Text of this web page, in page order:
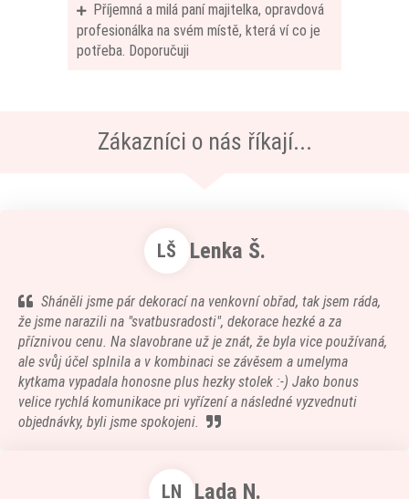
Příjemná a milá paní majitelka, opravdová
profesionálka na svém místě, která ví co je
potřeba. Doporučuji
Zákazníci o nás říkají...
LŠ Lenka Š.
Sháněli jsme pár dekorací na venkovní obřad, tak jsem ráda,
že jsme narazili na "svatbusradosti", dekorace hezké a za
příznivou cenu. Na slavobrane už je znát, že byla vice používaná,
ale svůj účel splnila a v kombinaci se závěsem a umelyma
kytkama vypadala honosne plus hezky stolek :-) Jako bonus
velice rychlá komunikace pri vyřízení a následné vyzvednuti
objednávky, byli jsme spokojeni.
LN Lada N.